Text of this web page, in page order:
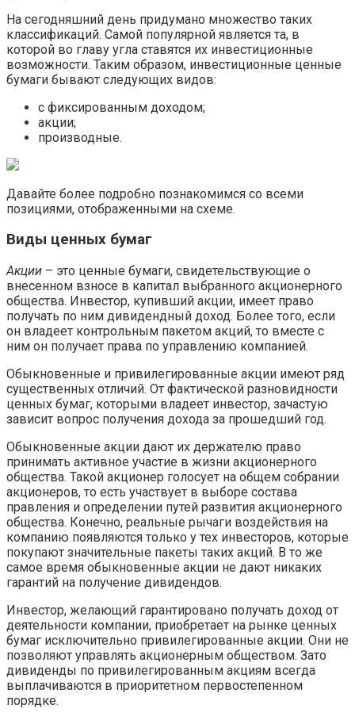
На сегодняшний день придумано множество таких
классификаций. Самой популярной является та, в
которой во главу угла ставятся их инвестиционные
возможности. Таким образом, инвестиционные ценные
бумаги бывают следующих видов:
с фиксированным доходом;
акции;
производные.
Давайте более подробно познакомимся со всеми
позициями, отображенными на схеме.
Виды ценных бумаг
Акции – это ценные бумаги, свидетельствующие о
внесенном взносе в капитал выбранного акционерного
общества. Инвестор, купивший акции, имеет право
получать по ним дивидендный доход. Более того, если
он владеет контрольным пакетом акций, то вместе с
ним он получает права по управлению компанией.
Обыкновенные и привилегированные акции имеют ряд
существенных отличий. От фактической разновидности
ценных бумаг, которыми владеет инвестор, зачастую
зависит вопрос получения дохода за прошедший год.
Обыкновенные акции дают их держателю право
принимать активное участие в жизни акционерного
общества. Такой акционер голосует на общем собрании
акционеров, то есть участвует в выборе состава
правления и определении путей развития акционерного
общества. Конечно, реальные рычаги воздействия на
компанию появляются только у тех инвесторов, которые
покупают значительные пакеты таких акций. В то же
самое время обыкновенные акции не дают никаких
гарантий на получение дивидендов.
Инвестор, желающий гарантировано получать доход от
деятельности компании, приобретает на рынке ценных
бумаг исключительно привилегированные акции. Они не
позволяют управлять акционерным обществом. Зато
дивиденды по привилегированным акциям всегда
выплачиваются в приоритетном первостепенном
порядке.